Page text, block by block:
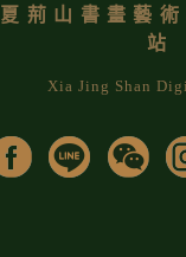
夏荊山書畫藝
站
Xia Jing Shan